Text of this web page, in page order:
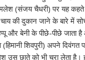
(संजय चैधरी) पर यह
की दुकान जाने के बारे में
और बेनी के पीछे-पीछे जाता
शिवपुरी) अपने दिवंगत
छाते को भी चुरा लेता